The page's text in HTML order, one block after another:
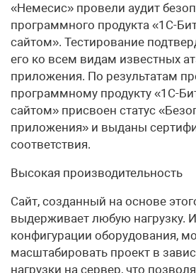
«Немесис» провели аудит
программного продукта «1С-
сайтом». Тестирование
его ко всем видам известных
приложения. По результатам
программному продукту «1С-
сайтом» присвоен статус
приложения» и выданы
соответствия.
Высокая производительность
Сайт, созданный на основе
выдерживает любую нагрузку.
конфигурации оборудования,
масштабировать проект в
нагрузки на сервер, что